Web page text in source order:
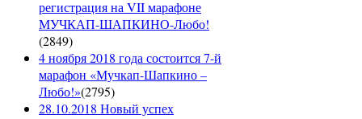
регистрация на VII марафоне
МУЧКАП-ШАПКИНО-Любо!
(2849)
4 ноября 2018 года состоится 7-й
марафон «Мучкап-Шапкино –
Любо!»(2795)
28.10.2018 Новый успех